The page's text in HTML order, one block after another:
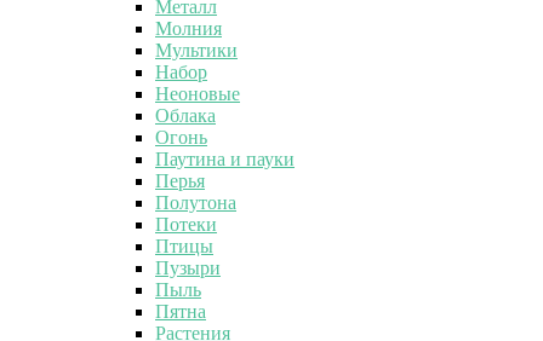
Металл
Молния
Мультики
Набор
Неоновые
Облака
Огонь
Паутина и пауки
Перья
Полутона
Потеки
Птицы
Пузыри
Пыль
Пятна
Растения